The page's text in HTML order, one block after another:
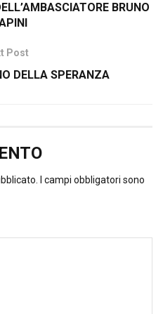
BRUNO
Post
DELLA SPERANZA
I campi obbligatori sono